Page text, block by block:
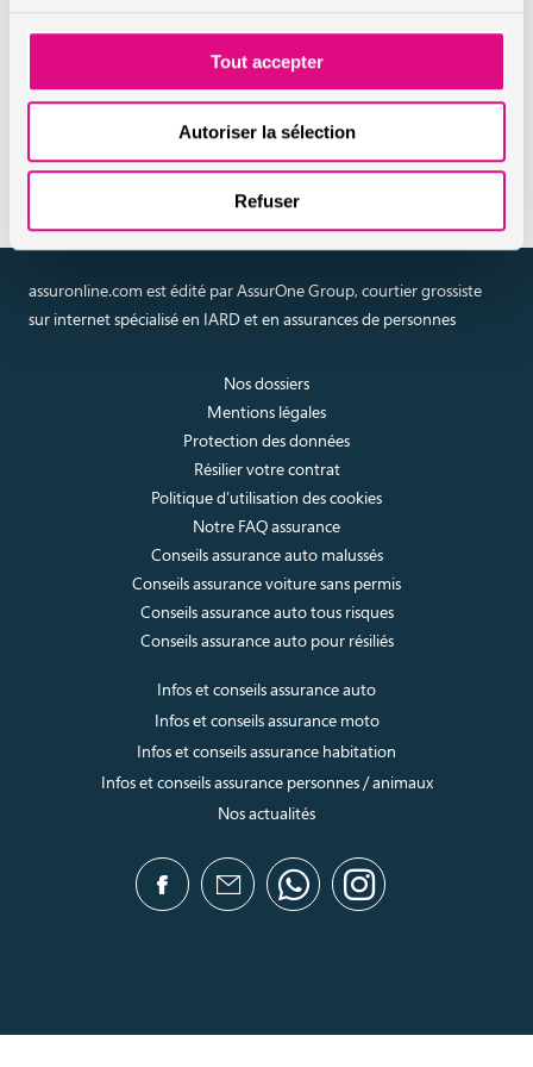
Tout accepter
Autoriser la sélection
Refuser
santé
Réaliser un devis en ligne
assurance santé
assuronline.com est édité par AssurOne Group, courtier grossiste
sur internet spécialisé en IARD et en assurances de personnes
Nos dossiers
Mentions légales
Protection des données
Résilier votre contrat
Politique d’utilisation des cookies
Notre FAQ assurance
Conseils assurance auto malussés
Conseils assurance voiture sans permis
Conseils assurance auto tous risques
Conseils assurance auto pour résiliés
Infos et conseils assurance auto
Infos et conseils assurance moto
Infos et conseils assurance habitation
Infos et conseils assurance personnes / animaux
Nos actualités